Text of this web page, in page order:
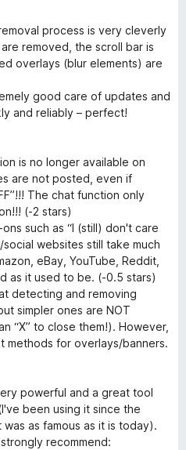
process is very cleverly
removed, the scroll bar is
overlays (blur elements) are
good care of updates and
and reliably – perfect!
is no longer available on
are not posted, even if
The chat function only
(-2 stars)
such as “I (still) don't care
websites still take much
eBay, YouTube, Reddit,
as it used to be. (-0.5 stars)
detecting and removing
simpler ones are NOT
“X” to close them!). However,
methods for overlays/banners.
powerful and a great tool
been using it since the
as famous as it is today).
recommend: